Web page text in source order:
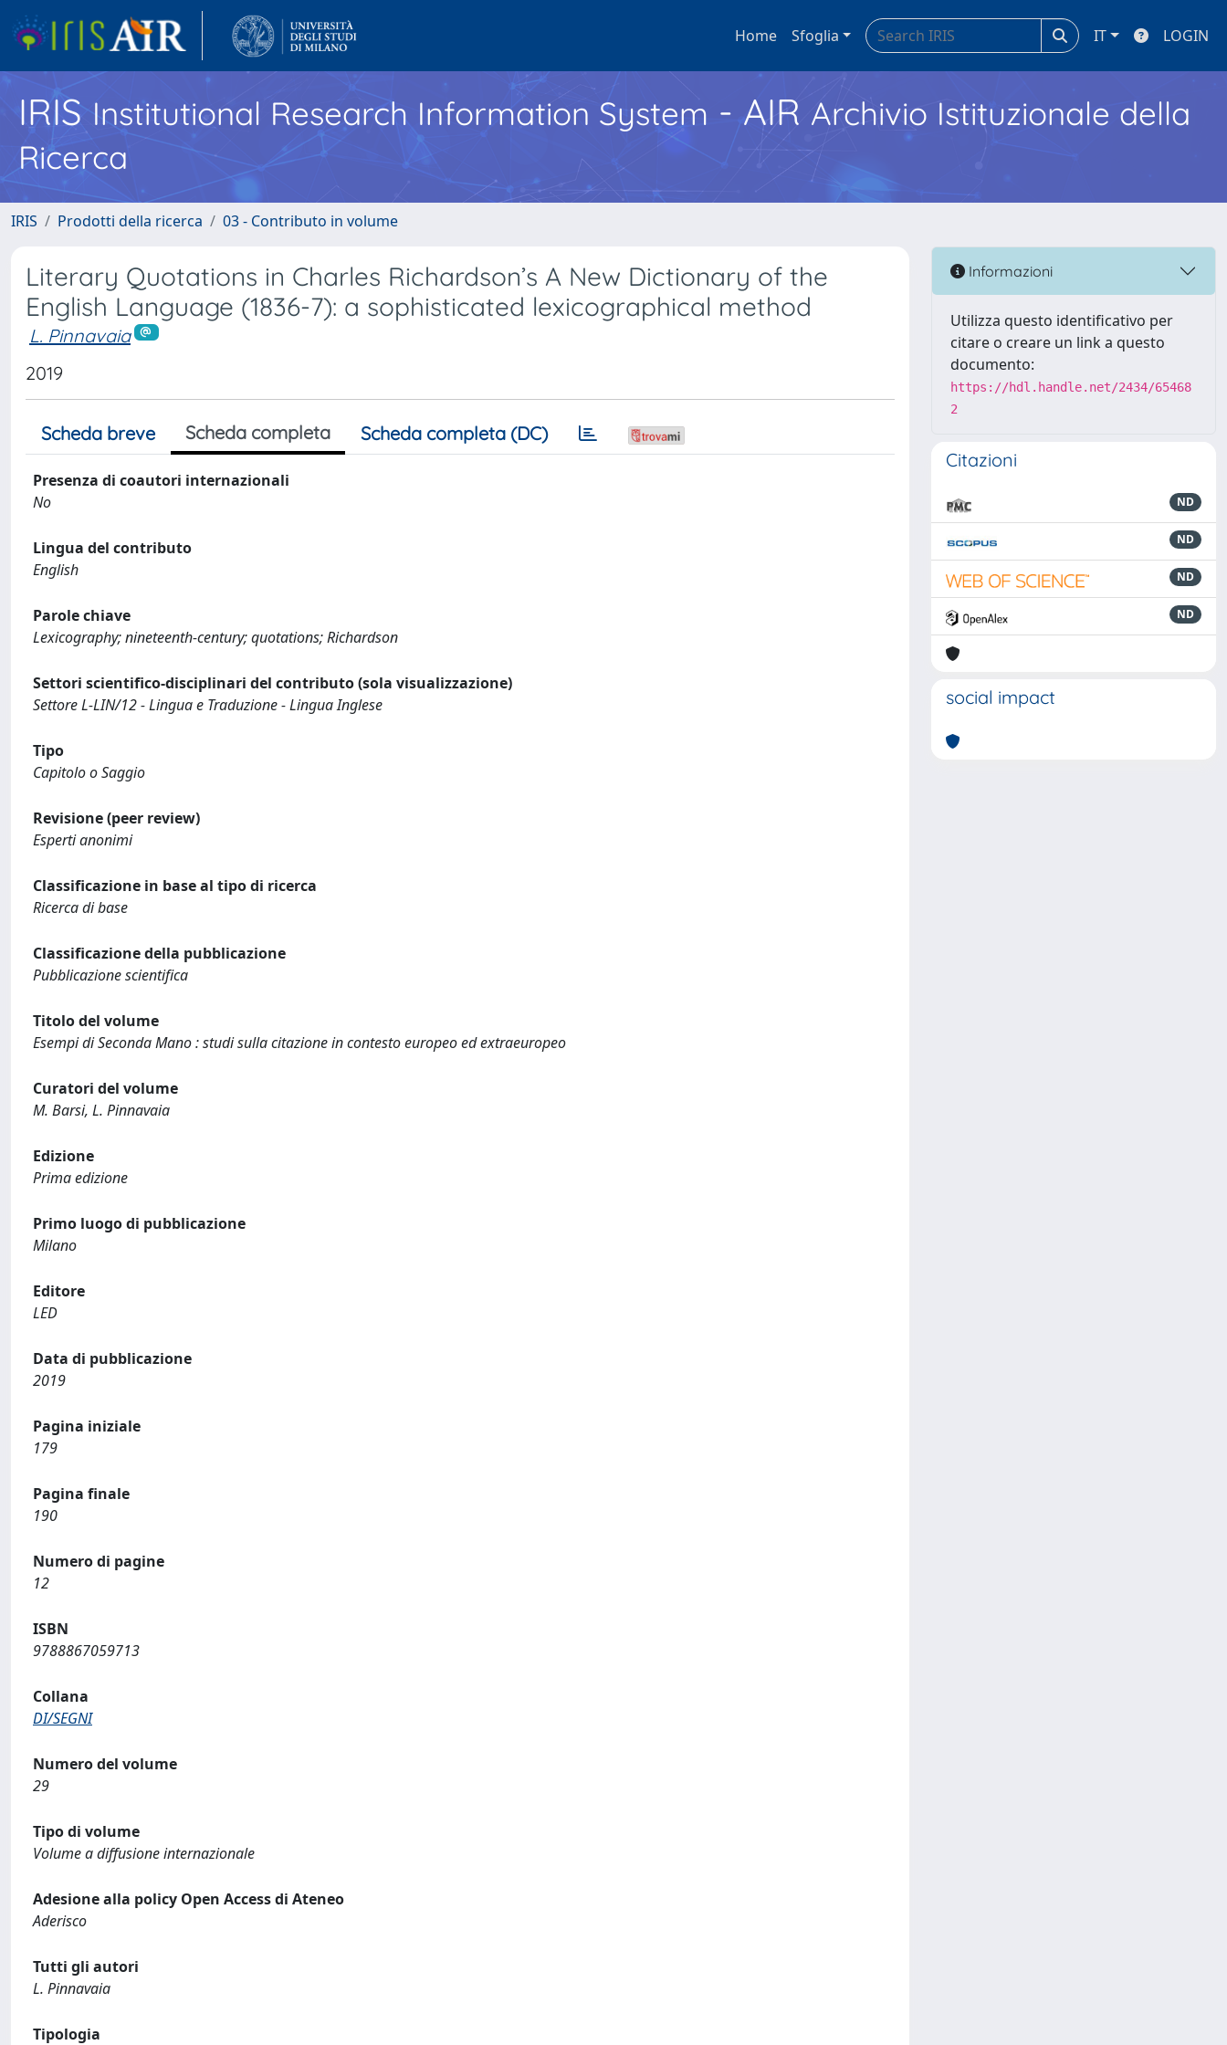
Home Sfoglia IT LOGIN
IRISInstitutional Research Information System - AIR Archivio Istituzionale della
Ricerca
IRIS Prodotti della ricerca 03 - Contributo in volume
Literary Quotations in Charles Richardson’s A New Dictionary of the
English Language (1836-7): a sophisticated lexicographical method
L. Pinnavaia
2019
Scheda breve Scheda completa Scheda completa (DC)
Presenza di coautori internazionali
No
Lingua del contributo
English
Parole chiave
Lexicography; nineteenth-century; quotations; Richardson
Settori scientifico-disciplinari del contributo (sola visualizzazione)
Settore L-LIN/12 - Lingua e Traduzione - Lingua Inglese
Tipo
Capitolo o Saggio
Revisione (peer review)
Esperti anonimi
Classificazione in base al tipo di ricerca
Ricerca di base
Classificazione della pubblicazione
Pubblicazione scientifica
Titolo del volume
Esempi di Seconda Mano : studi sulla citazione in contesto europeo ed extraeuropeo
Curatori del volume
M. Barsi, L. Pinnavaia
Edizione
Prima edizione
Primo luogo di pubblicazione
Milano
Editore
LED
Data di pubblicazione
2019
Pagina iniziale
179
Pagina finale
190
Numero di pagine
12
ISBN
9788867059713
Collana
DI/SEGNI
Numero del volume
29
Tipo di volume
Volume a diffusione internazionale
Adesione alla policy Open Access di Ateneo
Aderisco
Tutti gli autori
L. Pinnavaia
Tipologia
Informazioni
Utilizza questo identificativo per
citare o creare un link a questo
documento:
https://hdl.handle.net/2434/65468
2
Citazioni
ND
ND
ND
ND
social impact